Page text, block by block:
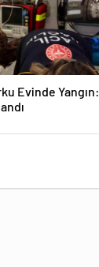
Evinde Yangın: